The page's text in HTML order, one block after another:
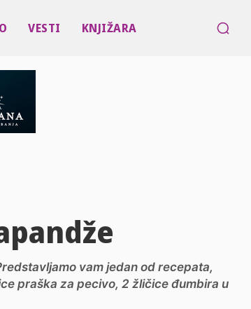
VESTI KNJIŽARA
vam jedan od recepata,
praška za pecivo, 2 žličice đumbira u